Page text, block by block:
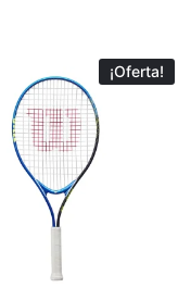
¡Oferta!